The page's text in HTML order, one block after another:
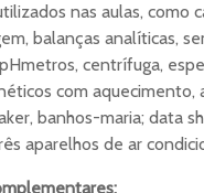
nas aulas, como
balanças analíticas,
centrífuga,
com aquecimento,
banhos-maria; data
aparelhos de ar